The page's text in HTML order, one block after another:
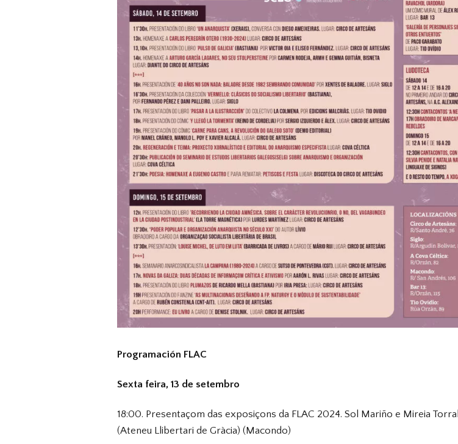
Programación FLAC
Sexta feira, 13 de setembro
18:00. Presentaçom das exposiçons da FLAC 2024. Sol Mariño e Mireia
(Ateneu Llibertari de Gràcia) (Macondo)